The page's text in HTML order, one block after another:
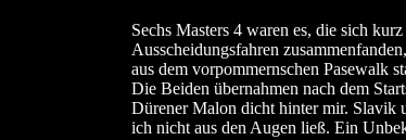
Sechs Masters 4 waren es, die sich
Ausscheidungsfahren
aus dem vorpommernschen Pasewalk
Die Beiden übernahmen nach dem
Dürener Malon dicht hinter mir. Slavik
ich nicht aus den Augen ließ. Ein